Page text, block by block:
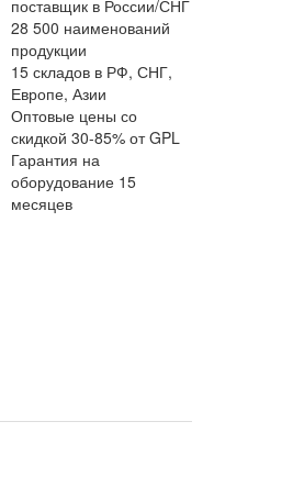
поставщик в России/СНГ
28 500 наименований
продукции
15 складов в РФ, СНГ,
Европе, Азии
Оптовые цены со
скидкой 30-85% от GPL
Гарантия на
оборудование 15
месяцев